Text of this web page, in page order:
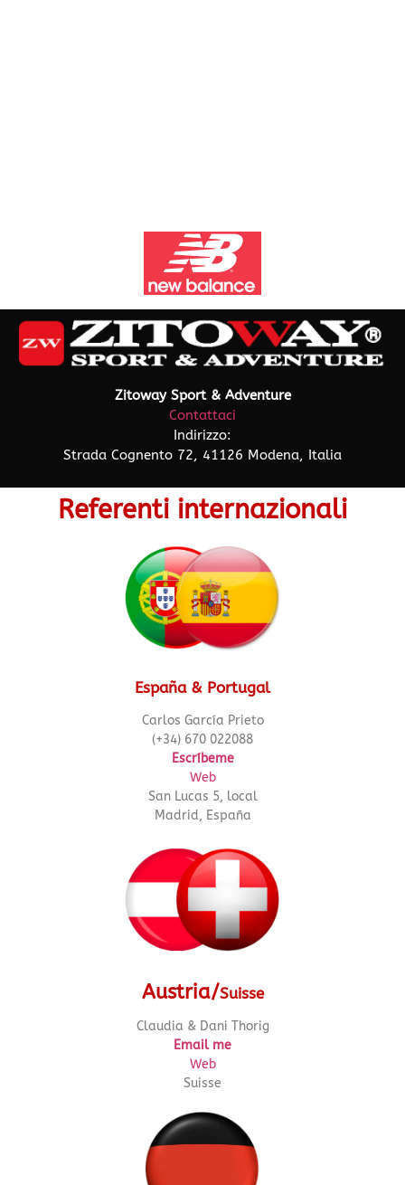
Zitoway Sport & Adventure
Contattaci
Indirizzo:
Strada Cognento 72, 41126 Modena, Italia
Referenti internazionali
España & Portugal
Carlos García Prieto
(+34) 670 022088
Escríbeme
Web
San Lucas 5, local
Madrid, España
Austria/Suisse
Claudia & Dani Thorig
Email me
Web
Suisse